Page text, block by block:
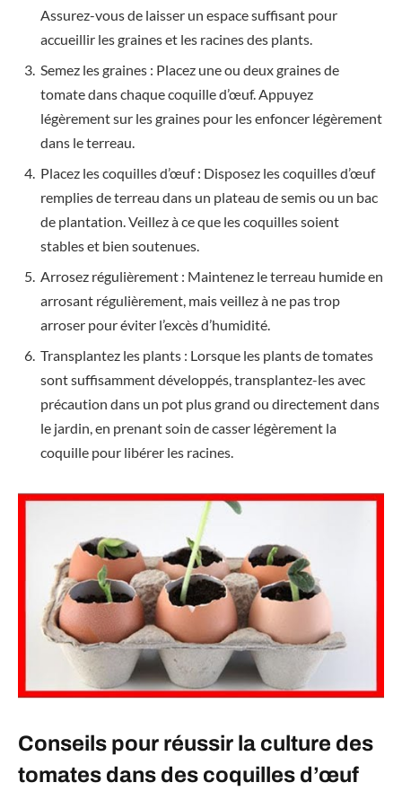
Assurez-vous de laisser un espace suffisant pour
accueillir les graines et les racines des plants.
Semez les graines : Placez une ou deux graines de
tomate dans chaque coquille d’œuf. Appuyez
légèrement sur les graines pour les enfoncer légèrement
dans le terreau.
Placez les coquilles d’œuf : Disposez les coquilles d’œuf
remplies de terreau dans un plateau de semis ou un bac
de plantation. Veillez à ce que les coquilles soient
stables et bien soutenues.
Arrosez régulièrement : Maintenez le terreau humide en
arrosant régulièrement, mais veillez à ne pas trop
arroser pour éviter l’excès d’humidité.
Transplantez les plants : Lorsque les plants de tomates
sont suffisamment développés, transplantez-les avec
précaution dans un pot plus grand ou directement dans
le jardin, en prenant soin de casser légèrement la
coquille pour libérer les racines.
Conseils pour réussir la culture des
tomates dans des coquilles d’œuf